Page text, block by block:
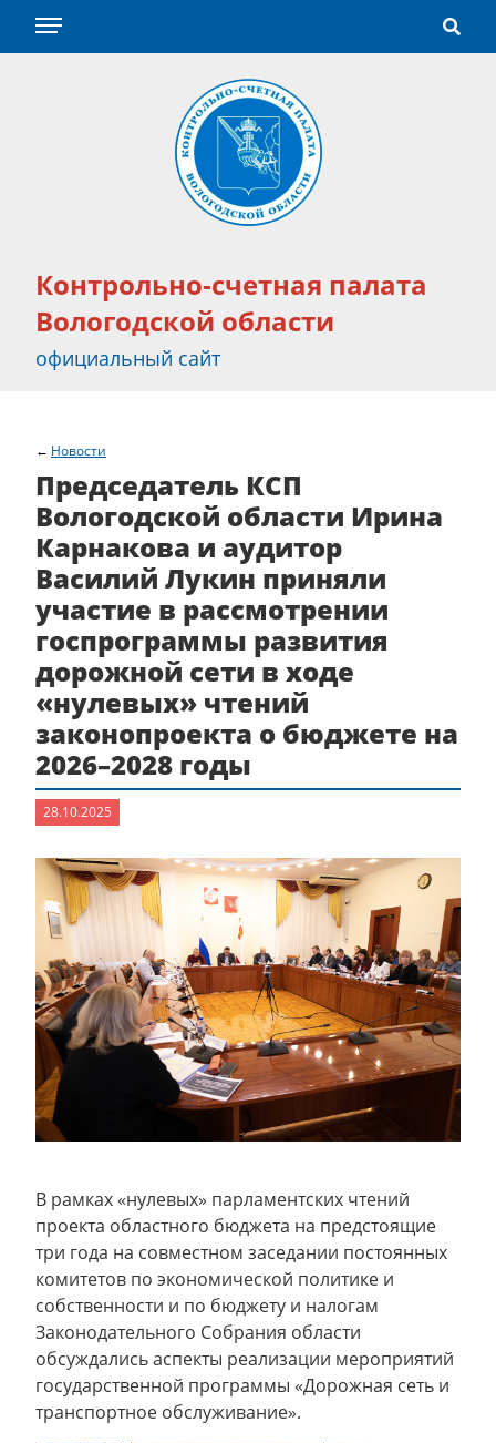
Контрольно-счетная палата
Вологодской области
официальный сайт
Новости
Председатель КСП
Вологодской области Ирина
Карнакова и аудитор
Василий Лукин приняли
участие в рассмотрении
госпрограммы развития
дорожной сети в ходе
«нулевых» чтений
законопроекта о бюджете на
2026–2028 годы
28.10.2025
В рамках «нулевых» парламентских чтений
проекта областного бюджета на предстоящие
три года на совместном заседании постоянных
комитетов по экономической политике и
собственности и по бюджету и налогам
Законодательного Собрания области
обсуждались аспекты реализации мероприятий
государственной программы «Дорожная сеть и
транспортное обслуживание».